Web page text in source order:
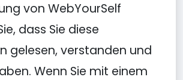
von WebYourSelf
dass Sie diese
gelesen, verstanden und
Wenn Sie mit einem